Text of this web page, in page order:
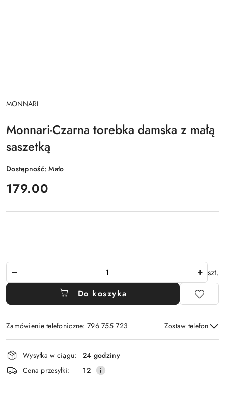
NAZWA
PRODUCENTA:
MONNARI
Monnari-Czarna torebka damska z małą
saszetką
Dostępność:Mało
cena:
179.00
szt.
Do koszyka
Zamówienie telefoniczne: 796 755 723 Zostaw telefon
Wyślij
Dostępność
i
dostawa
Wysyłka w ciągu:
24 godziny
Cena przesyłki:
12